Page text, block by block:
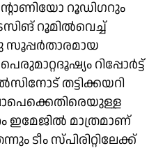
റൂഡിഗറും
റൂമില്‍വെച്ച്
സൂപ്പർതാരമായ
റിപ്പോർട്ട്
തട്ടിക്കയറി
ഇമേജില്‍ മാത്രമാണ്
ടീം സ്പിരിറ്റിലേക്ക്